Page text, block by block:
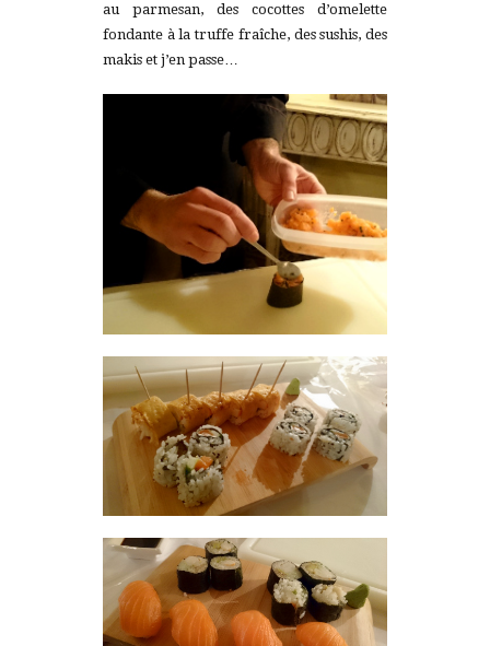
au parmesan, des cocottes d’omelette
fondante à la truffe fraîche, des sushis, des
makis et j’en passe…